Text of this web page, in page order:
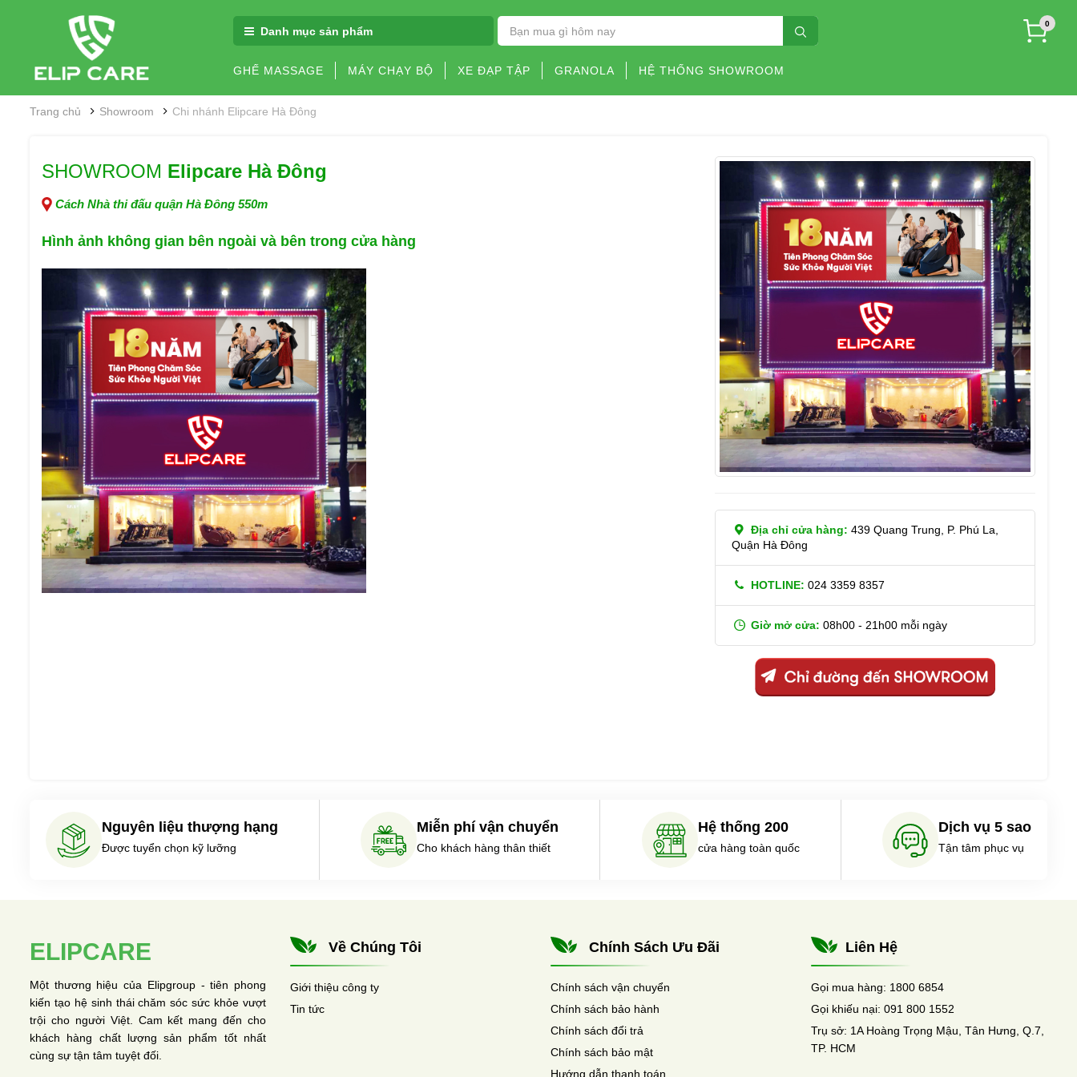
Danh mục sản phẩm
0
GHẾ MASSAGE MÁY CHẠY BỘ XE ĐẠP TẬP GRANOLA HỆ THỐNG SHOWROOM
Trang chủ Showroom Chi nhánh Elipcare Hà Đông
SHOWROOM Elipcare Hà Đông
Cách Nhà thi đấu quận Hà Đông 550m
Hình ảnh không gian bên ngoài và bên trong cửa hàng
Địa chỉ cửa hàng: 439 Quang Trung, P. Phú La,
Quận Hà Đông
HOTLINE: 024 3359 8357
Giờ mở cửa: 08h00 - 21h00 mỗi ngày
Nguyên liệu thượng hạng
Được tuyển chọn kỹ lưỡng
Miễn phí vận chuyển
Cho khách hàng thân thiết
Hệ thống 200
cửa hàng toàn quốc
Dịch vụ 5 sao
Tận tâm phục vụ
ELIPCARE
Một thương hiệu của Elipgroup - tiên phong
kiến tạo hệ sinh thái chăm sóc sức khỏe vượt
trội cho người Việt. Cam kết mang đến cho
khách hàng chất lượng sản phẩm tốt nhất
cùng sự tận tâm tuyệt đối.
Về Chúng Tôi
Giới thiệu công ty
Tin tức
Chính Sách Ưu Đãi
Chính sách vận chuyển
Chính sách bảo hành
Chính sách đổi trả
Chính sách bảo mật
Hướng dẫn thanh toán
Liên Hệ
Gọi mua hàng: 1800 6854
Gọi khiếu nại: 091 800 1552
Trụ sở: 1A Hoàng Trọng Mậu, Tân Hưng, Q.7,
TP. HCM